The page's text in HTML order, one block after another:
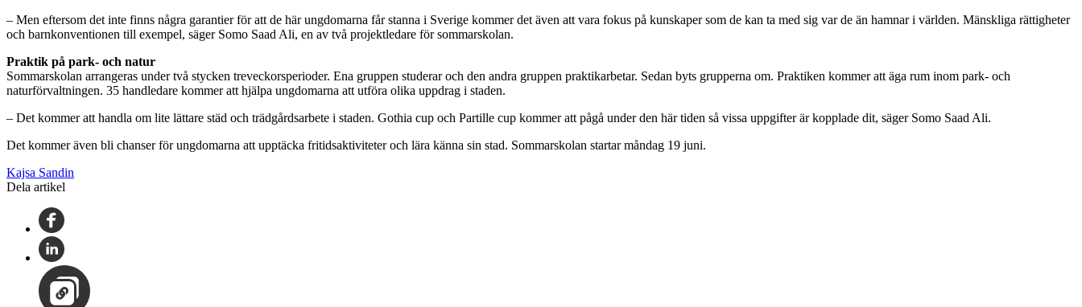
– Men eftersom det inte finns några garantier för att de här ungdomarna får stanna i Sverige kommer det även att vara fokus på kunskaper som de kan ta med sig var de än hamnar i världen. Mänskliga rättigheter
och barnkonventionen till exempel, säger Somo Saad Ali, en av två projektledare för sommarskolan.
Praktik på park- och natur
Sommarskolan arrangeras under två stycken treveckorsperioder. Ena gruppen studerar och den andra gruppen praktikarbetar. Sedan byts grupperna om. Praktiken kommer att äga rum inom park- och
naturförvaltningen. 35 handledare kommer att hjälpa ungdomarna att utföra olika uppdrag i staden.
– Det kommer att handla om lite lättare städ och trädgårdsarbete i staden. Gothia cup och Partille cup kommer att pågå under den här tiden så vissa uppgifter är kopplade dit, säger Somo Saad Ali.
Det kommer även bli chanser för ungdomarna att upptäcka fritidsaktiviteter och lära känna sin stad. Sommarskolan startar måndag 19 juni.
Kajsa Sandin
Dela artikel